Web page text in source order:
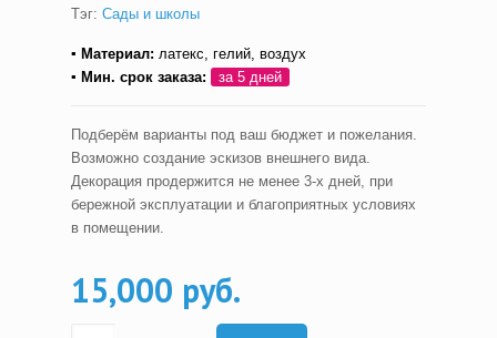
Тэг: Сады и школы
▪ Материал: латекс, гелий, воздух
▪ Мин. срок заказа:
за 5 дней
Подберём варианты под ваш бюджет и пожелания.
Возможно создание эскизов внешнего вида.
Декорация продержится не менее 3-х дней, при
бережной эксплуатации и благоприятных условиях
в помещении.
15,000 руб.